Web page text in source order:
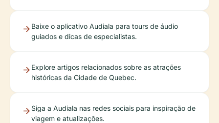
Baixe o aplicativo Audiala para tours de áudio
guiados e dicas de especialistas.
Explore artigos relacionados sobre as atrações
históricas da Cidade de Quebec.
Siga a Audiala nas redes sociais para inspiração de
viagem e atualizações.